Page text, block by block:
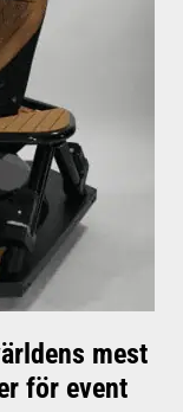
mest
för event